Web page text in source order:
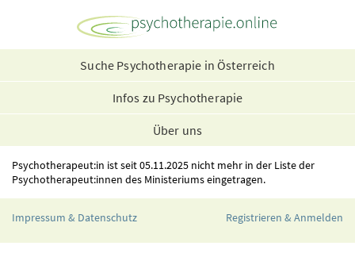
Suche Psychotherapie in Österreich
Infos zu Psychotherapie
Über uns
Psychotherapeut:in ist seit 05.11.2025 nicht mehr in der Liste der
Psychotherapeut:innen des Ministeriums eingetragen.
Impressum & Datenschutz Registrieren & Anmelden